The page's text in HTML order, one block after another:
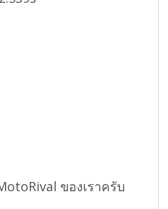
ของเราครับ